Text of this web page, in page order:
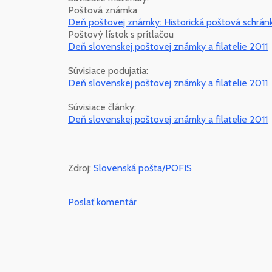
Poštová známka
Deň poštovej známky: Historická poštová
Poštový lístok s prítlačou
Deň slovenskej poštovej známky a filatelie 2011
Súvisiace podujatia:
Deň slovenskej poštovej známky a filatelie 2011
Súvisiace články:
Deň slovenskej poštovej známky a filatelie 2011
Zdroj: Slovenská pošta/POFIS
Poslať komentár